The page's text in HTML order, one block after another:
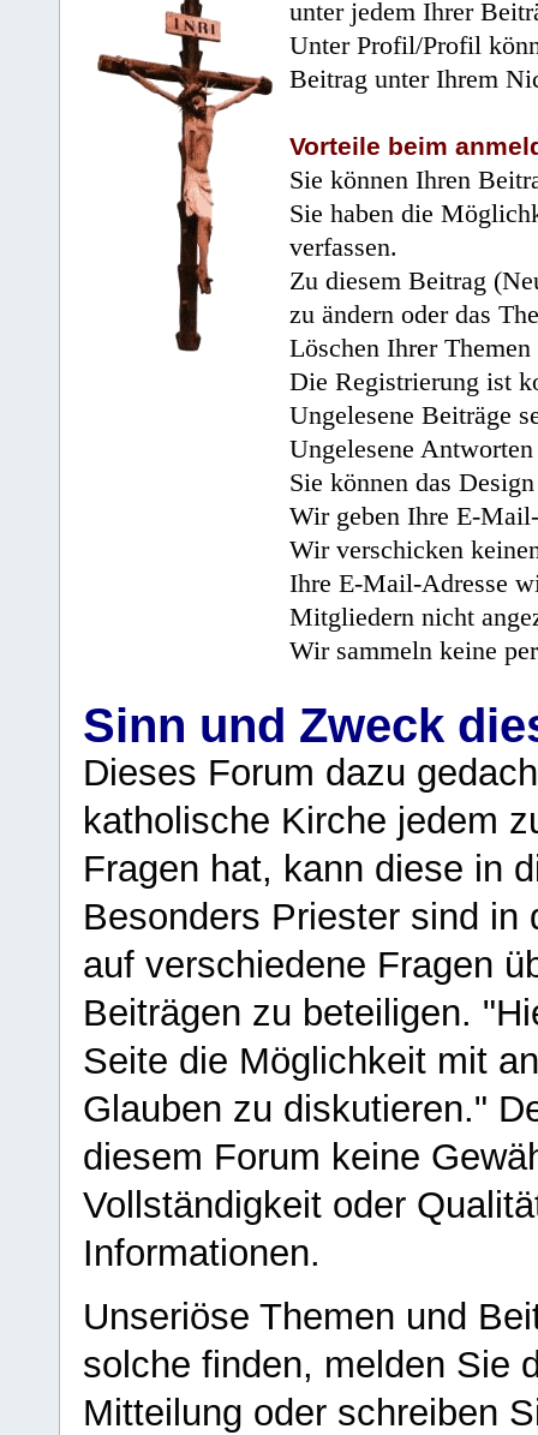
unter jedem Ihrer
Unter Profil/Profil
Beitrag unter Ihrem
Vorteile beim
Sie können Ihren
Sie haben die
verfassen.
Zu diesem Beitrag
zu ändern oder das
Löschen Ihrer
Die Registrierung ist
Ungelesene Beiträge
Ungelesene
Sie können das
Wir geben Ihre E-
Wir verschicken
Ihre E-Mail-Adresse
Mitgliedern nicht
Wir sammeln keine
Sinn und Zweck
Dieses Forum dazu
katholische Kirche jedem
Fragen hat, kann diese in
Besonders Priester sind in
auf verschiedene Fragen
Beiträgen zu beteiligen.
Seite die Möglichkeit mit
Glauben zu diskutieren."
diesem Forum keine
Vollständigkeit oder
Informationen.
Unseriöse Themen und
solche finden, melden Sie
Mitteilung oder schreiben